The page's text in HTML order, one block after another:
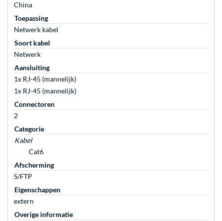
China
Toepassing
Netwerk kabel
Soort kabel
Netwerk
Aansluiting
1x RJ-45 (mannelijk)
1x RJ-45 (mannelijk)
Connectoren
2
Categorie
Kabel
Cat6
Afscherming
S/FTP
Eigenschappen
extern
Overige informatie